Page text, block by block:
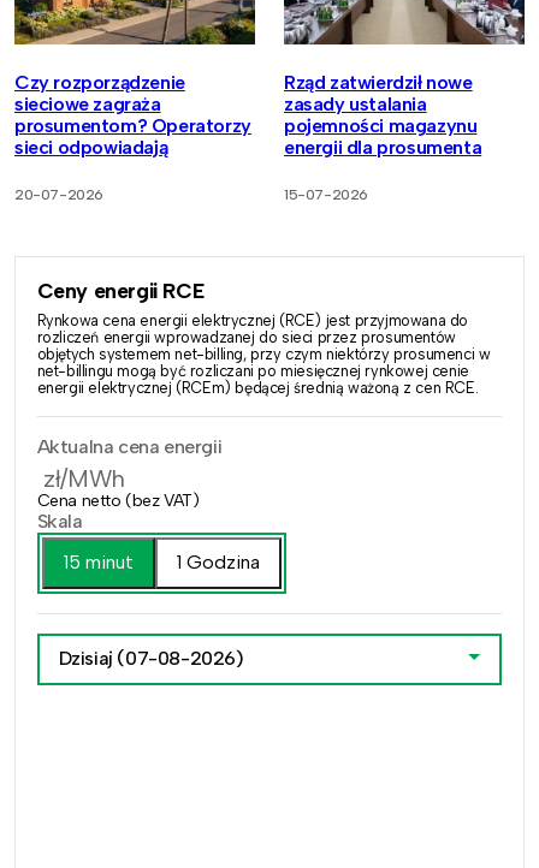
Czy rozporządzenie
sieciowe zagraża
prosumentom? Operatorzy
sieci odpowiadają
20-07-2026
Rząd zatwierdził nowe
zasady ustalania
pojemności magazynu
energii dla prosumenta
15-07-2026
Ceny energii RCE
Rynkowa cena energii elektrycznej (RCE) jest przyjmowana do
rozliczeń energii wprowadzanej do sieci przez prosumentów
objętych systemem net-billing, przy czym niektórzy prosumenci w
net-billingu mogą być rozliczani po miesięcznej rynkowej cenie
energii elektrycznej (RCEm) będącej średnią ważoną z cen RCE.
Aktualna cena energii
zł/MWh
Cena netto (bez VAT)
Skala
15 minut
1 Godzina
Dzisiaj (07-08-2026)